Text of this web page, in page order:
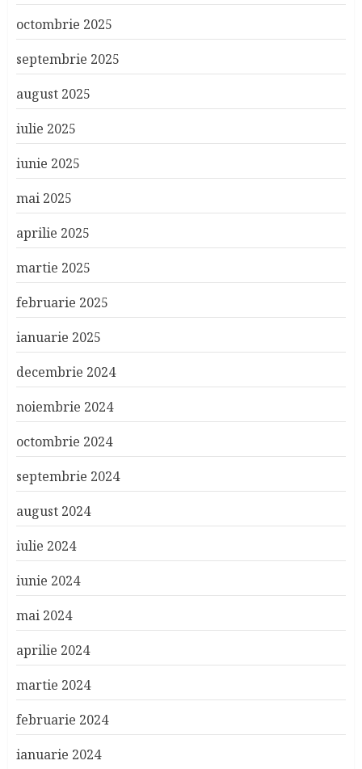
octombrie 2025
septembrie 2025
august 2025
iulie 2025
iunie 2025
mai 2025
aprilie 2025
martie 2025
februarie 2025
ianuarie 2025
decembrie 2024
noiembrie 2024
octombrie 2024
septembrie 2024
august 2024
iulie 2024
iunie 2024
mai 2024
aprilie 2024
martie 2024
februarie 2024
ianuarie 2024